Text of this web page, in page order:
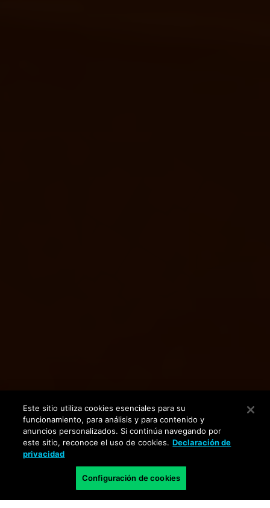
Este sitio utiliza cookies esenciales para su
funcionamiento, para análisis y para contenido y
anuncios personalizados. Si continúa navegando por
este sitio, reconoce el uso de cookies. Declaración de
privacidad
Configuración de cookies